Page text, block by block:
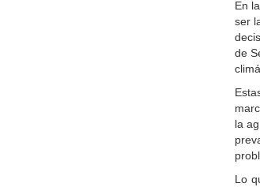
En
ser
de
la
Lo